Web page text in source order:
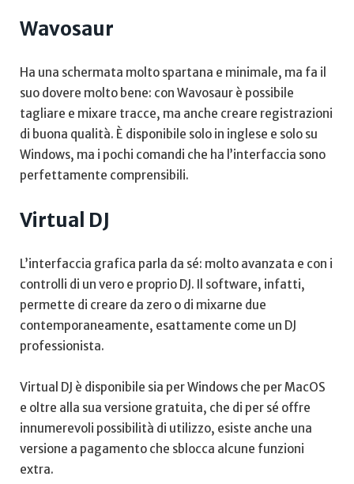
Wavosaur
Ha una schermata molto spartana e minimale, ma fa il
suo dovere molto bene: con Wavosaur è possibile
tagliare e mixare tracce, ma anche creare registrazioni
di buona qualità. È disponibile solo in inglese e solo su
Windows, ma i pochi comandi che ha l’interfaccia sono
perfettamente comprensibili.
Virtual DJ
L’interfaccia grafica parla da sé: molto avanzata e con i
controlli di un vero e proprio DJ. Il software, infatti,
permette di creare da zero o di mixarne due
contemporaneamente, esattamente come un DJ
professionista.
Virtual DJ è disponibile sia per Windows che per MacOS
e oltre alla sua versione gratuita, che di per sé offre
innumerevoli possibilità di utilizzo, esiste anche una
versione a pagamento che sblocca alcune funzioni
extra.